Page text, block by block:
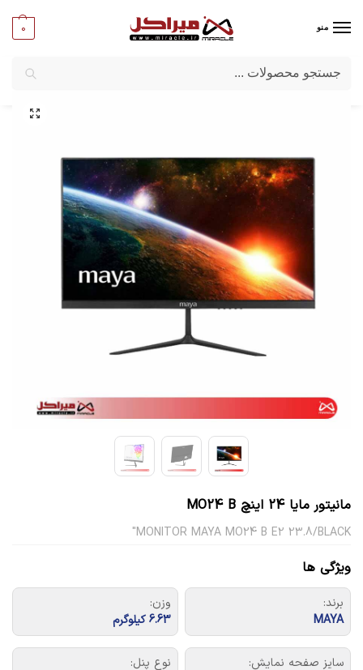
منو 0
میراکل/کامپیوتر/قطعات اصلی
مانیتور مایا 24 اینچ MO24 B
MONITOR MAYA MO24 B E2 23.8/BLACK"
ویژگی ها
برند:
MAYA
وزن:
6.63 کیلوگرم
سایز صفحه نمایش:
نوع پنل: